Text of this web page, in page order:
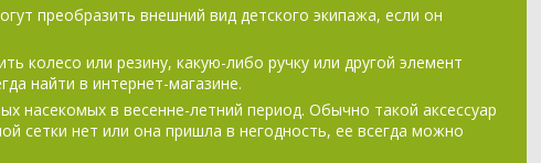
преобразить внешний вид детского экипажа, если он
колесо или резину, какую-либо ручку или другой элемент
найти в интернет-магазине.
насекомых в весенне-летний период. Обычно такой аксессуар
сетки нет или она пришла в негодность, ее всегда можно